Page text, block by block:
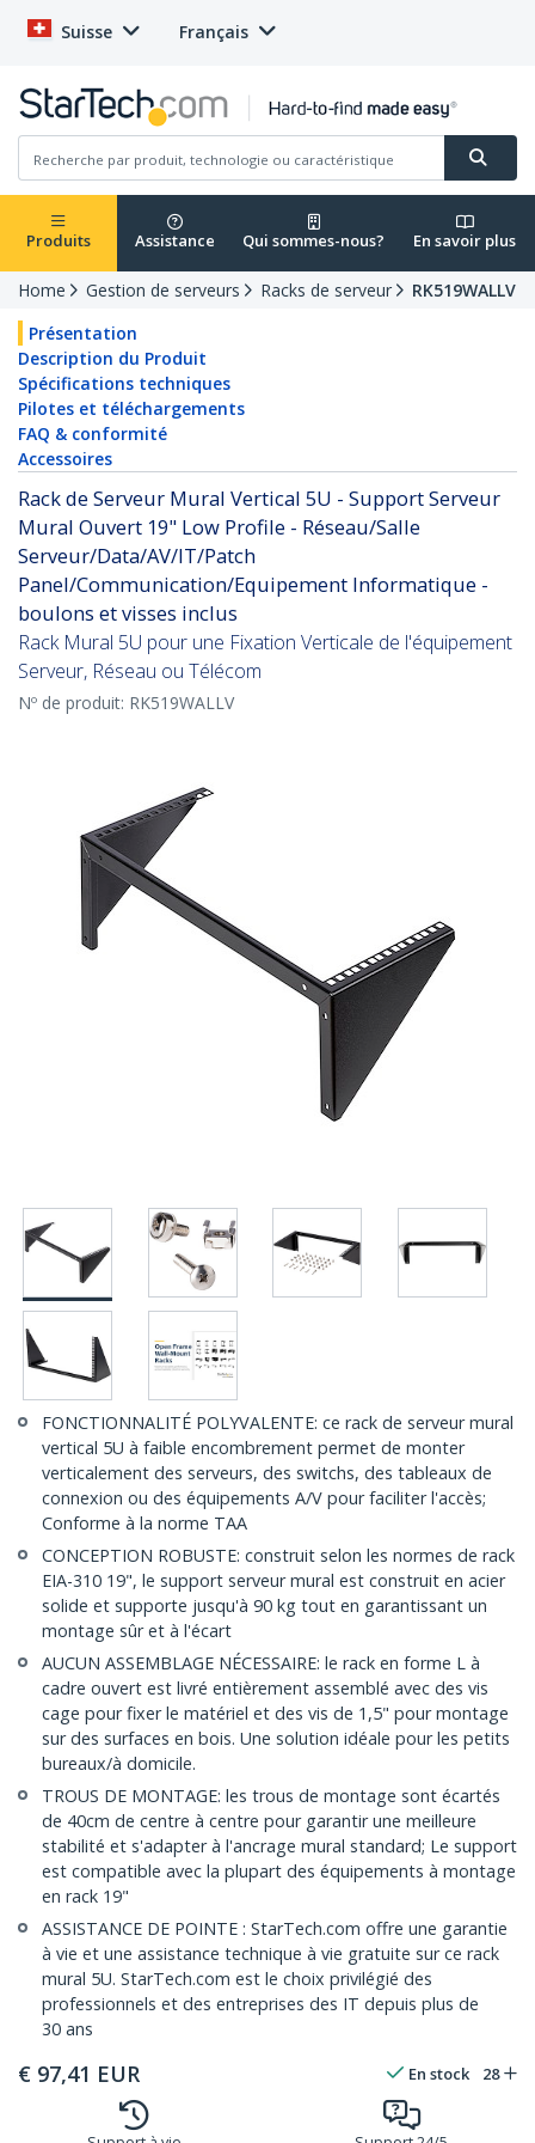
Suisse Français
Produits Assistance Qui sommes-nous? En savoir plus
Home Gestion de serveurs Racks de serveur
RK519WALLV
Présentation
Description du Produit
Spécifications techniques
Pilotes et téléchargements
FAQ & conformité
Accessoires
Rack de Serveur Mural Vertical 5U - Support Serveur
Mural Ouvert 19" Low Profile - Réseau/Salle
Serveur/Data/AV/IT/Patch
Panel/Communication/Equipement Informatique -
boulons et visses inclus
Rack Mural 5U pour une Fixation Verticale de l'équipement
Serveur, Réseau ou Télécom
Nº de produit: RK519WALLV
FONCTIONNALITÉ POLYVALENTE: ce rack de serveur mural
vertical 5U à faible encombrement permet de monter
verticalement des serveurs, des switchs, des tableaux de
connexion ou des équipements A/V pour faciliter l'accès;
Conforme à la norme TAA
CONCEPTION ROBUSTE: construit selon les normes de rack
EIA-310 19", le support serveur mural est construit en acier
solide et supporte jusqu'à 90 kg tout en garantissant un
montage sûr et à l'écart
AUCUN ASSEMBLAGE NÉCESSAIRE: le rack en forme L à
cadre ouvert est livré entièrement assemblé avec des vis
cage pour fixer le matériel et des vis de 1,5" pour montage
sur des surfaces en bois. Une solution idéale pour les petits
bureaux/à domicile.
TROUS DE MONTAGE: les trous de montage sont écartés
de 40cm de centre à centre pour garantir une meilleure
stabilité et s'adapter à l'ancrage mural standard; Le support
est compatible avec la plupart des équipements à montage
en rack 19"
ASSISTANCE DE POINTE : StarTech.com offre une garantie
à vie et une assistance technique à vie gratuite sur ce rack
mural 5U. StarTech.com est le choix privilégié des
professionnels et des entreprises des IT depuis plus de
30 ans
€ 97,41 EUR En stock 28